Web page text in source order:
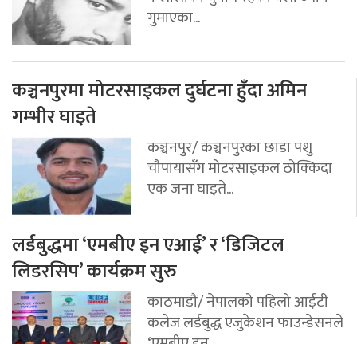
गुमाएका...
कञ्चनपुरमा मोटरसाइकल दुर्घटना हुँदा अमिन
गम्भीर घाइते
कञ्चनपुर/ कञ्चनपुरका छाडा पशु
चौपायासँग मोटरसाइकल ठोक्किदा
एक जना घाइते...
लर्डबुद्धमा ‘एमबीए इन एआई’ र ‘डिजिटल
लिडरसिप’ कार्यक्रम सुरु
काठमाडौं/ नेपालको पहिलो आईटी
कलेज लर्डबुद्ध एजुकेशन फाउन्डेसनले